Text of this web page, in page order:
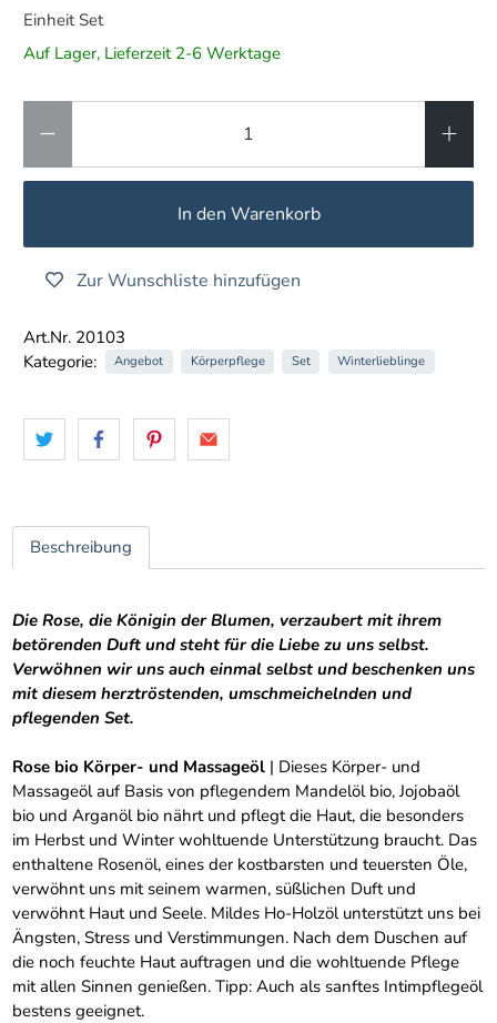
Einheit Set
Auf Lager, Lieferzeit 2-6 Werktage
In den Warenkorb
Zur Wunschliste hinzufügen
Art.Nr. 20103
Kategorie:
Angebot Körperpflege Set Winterlieblinge
Beschreibung
Die Rose, die Königin der Blumen, verzaubert mit ihrem
betörenden Duft und steht für die Liebe zu uns selbst.
Verwöhnen wir uns auch einmal selbst und beschenken uns
mit diesem herztröstenden, umschmeichelnden und
pflegenden Set.
Rose bio Körper- und Massageöl | Dieses Körper- und
Massageöl auf Basis von pflegendem Mandelöl bio, Jojobaöl
bio und Arganöl bio nährt und pflegt die Haut, die besonders
im Herbst und Winter wohltuende Unterstützung braucht. Das
enthaltene Rosenöl, eines der kostbarsten und teuersten Öle,
verwöhnt uns mit seinem warmen, süßlichen Duft und
verwöhnt Haut und Seele. Mildes Ho-Holzöl unterstützt uns bei
Ängsten, Stress und Verstimmungen. Nach dem Duschen auf
die noch feuchte Haut auftragen und die wohltuende Pflege
mit allen Sinnen genießen. Tipp: Auch als sanftes Intimpflegeöl
bestens geeignet.